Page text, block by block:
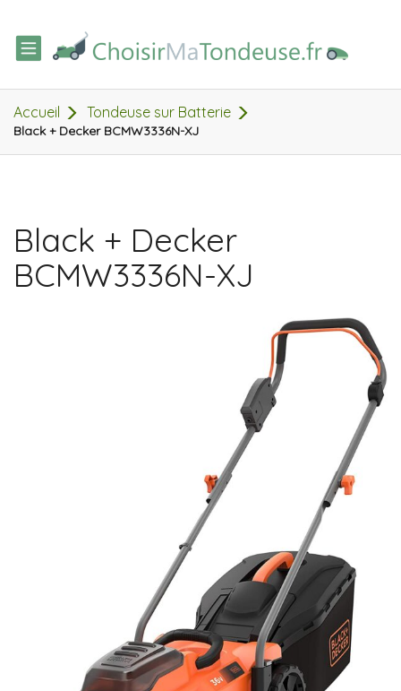
TOGGLE
NAVIGATION
Accueil Tondeuse sur Batterie
Black + Decker BCMW3336N-XJ
Black + Decker
BCMW3336N-XJ